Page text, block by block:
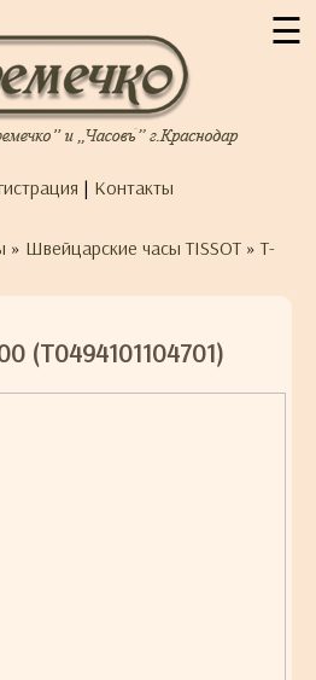
☰
| Контакты
» Швейцарские часы TISSOT »T-
(T0494101104701)